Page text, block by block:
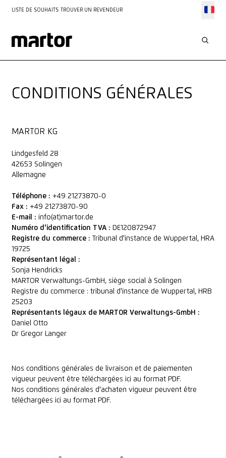
LISTE DE SOUHAITS TROUVER UN REVENDEUR
CONDITIONS GÉNÉRALES
MARTOR KG
Lindgesfeld 28
42653 Solingen
Allemagne
Téléphone : +49 21273870-0
Fax : +49 21273870-90
E-mail : info(at)martor.de
Numéro d'identification TVA : DE120872947
Registre du commerce : Tribunal d'instance de Wuppertal, HRA
19725
Représentant légal :
Sonja Hendricks
MARTOR Verwaltungs-GmbH, siège social à Solingen
Registre du commerce : tribunal d'instance de Wuppertal, HRB
25203
Représentants légaux de MARTOR Verwaltungs-GmbH :
Daniel Otto
Dr Gregor Langer
Nos conditions générales de livraison et de paiementen
vigueur peuvent être téléchargées ici au format PDF.
Nos conditions générales d'achaten vigueur peuvent être
téléchargées ici au format PDF.